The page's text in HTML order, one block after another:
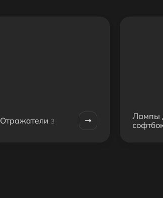
Отражатели 3
Лампы